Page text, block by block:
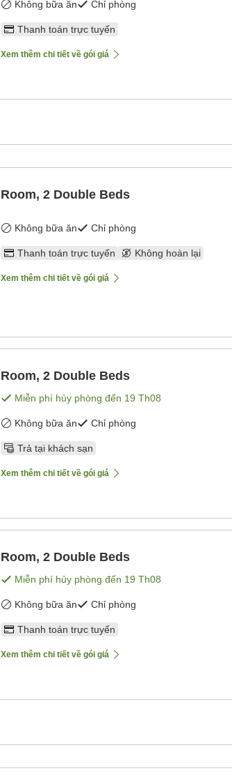
Không bữa ăn Chỉ phòng
Thanh toán trực tuyến
Xem thêm chi tiết về gói giá
Room, 2 Double Beds
Không bữa ăn Chỉ phòng
Thanh toán trực tuyến Không hoàn lại
Xem thêm chi tiết về gói giá
Room, 2 Double Beds
Miễn phí hủy phòng đến 19 Th08
Không bữa ăn Chỉ phòng
Trả tại khách sạn
Xem thêm chi tiết về gói giá
Room, 2 Double Beds
Miễn phí hủy phòng đến 19 Th08
Không bữa ăn Chỉ phòng
Thanh toán trực tuyến
Xem thêm chi tiết về gói giá